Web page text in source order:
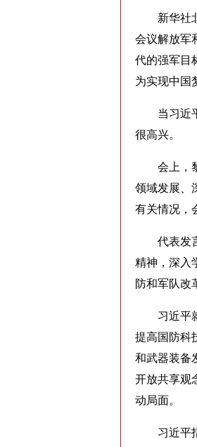
新华社北
会议解放军
代的强军目
为实现中国
当习近平
很高兴。
会上，黎
领域发展、
有关情况，
代表发言
精神，深入
防和军队改
习近平就
提高国防科
和武器装备
开放共享观
动局面。
习近平指